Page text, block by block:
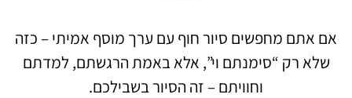
אם אתם מחפשים סיור חוף עם ערך מוסף אמיתי – כזה
שלא רק “סימנתם וי”, אלא באמת הרגשתם, למדתם
וחוויתם – זה הסיור בשבילכם.